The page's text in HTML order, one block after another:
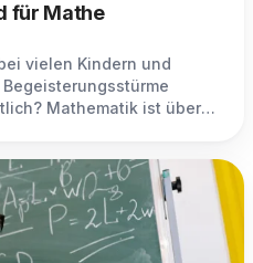
für Mathe
vielen Kindern und
Mathematik ist überall